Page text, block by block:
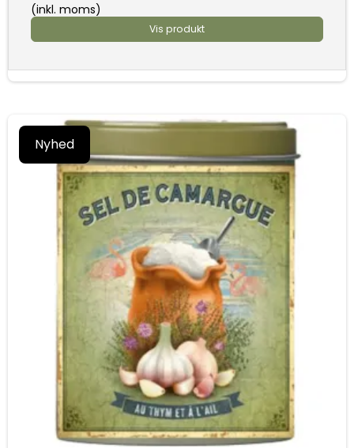
(inkl. moms)
Vis produkt
Nyhed